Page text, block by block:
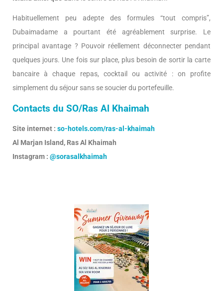
Habituellement peu adepte des formules “tout compris”,
Dubaimadame a pourtant été agréablement surprise. Le
principal avantage ? Pouvoir réellement déconnecter pendant
quelques jours. Une fois sur place, plus besoin de sortir la carte
bancaire à chaque repas, cocktail ou activité : on profite
simplement du séjour sans se soucier du portefeuille.
Contacts du SO/Ras Al Khaimah
Site internet : so-hotels.com/ras-al-khaimah
Al Marjan Island, Ras Al Khaimah
Instagram : @sorasalkhaimah